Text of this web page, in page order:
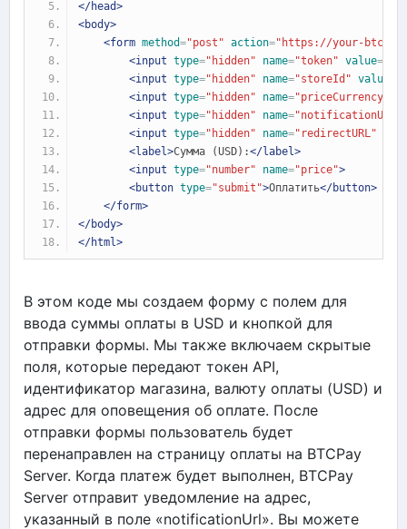
</head>
<body>
<form method="post" action=" https://your-
<input type="hidden" name="token" value=
<input type="hidden" name="storeId" value
<input type="hidden" name="priceCurrency"
<input type="hidden" name="notificationUrl"
<input type="hidden" name="redirectURL"
<label>Сумма (USD):</label>
<input type="number" name="price">
<button type="submit">Оплатить</button>
</form>
</body>
</html>
В этом коде мы создаем форму с полем для
ввода суммы оплаты в USD и кнопкой для
отправки формы. Мы также включаем скрытые
поля, которые передают токен API,
идентификатор магазина, валюту оплаты (USD) и
адрес для оповещения об оплате. После
отправки формы пользователь будет
перенаправлен на страницу оплаты на BTCPay
Server. Когда платеж будет выполнен, BTCPay
Server отправит уведомление на адрес,
указанный в поле «notificationUrl». Вы можете